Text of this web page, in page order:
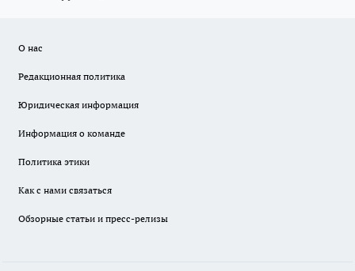
О нас
Редакционная политика
Юридическая информация
Информация о команде
Политика этики
Как с нами связаться
Обзорные статьи и пресс-релизы